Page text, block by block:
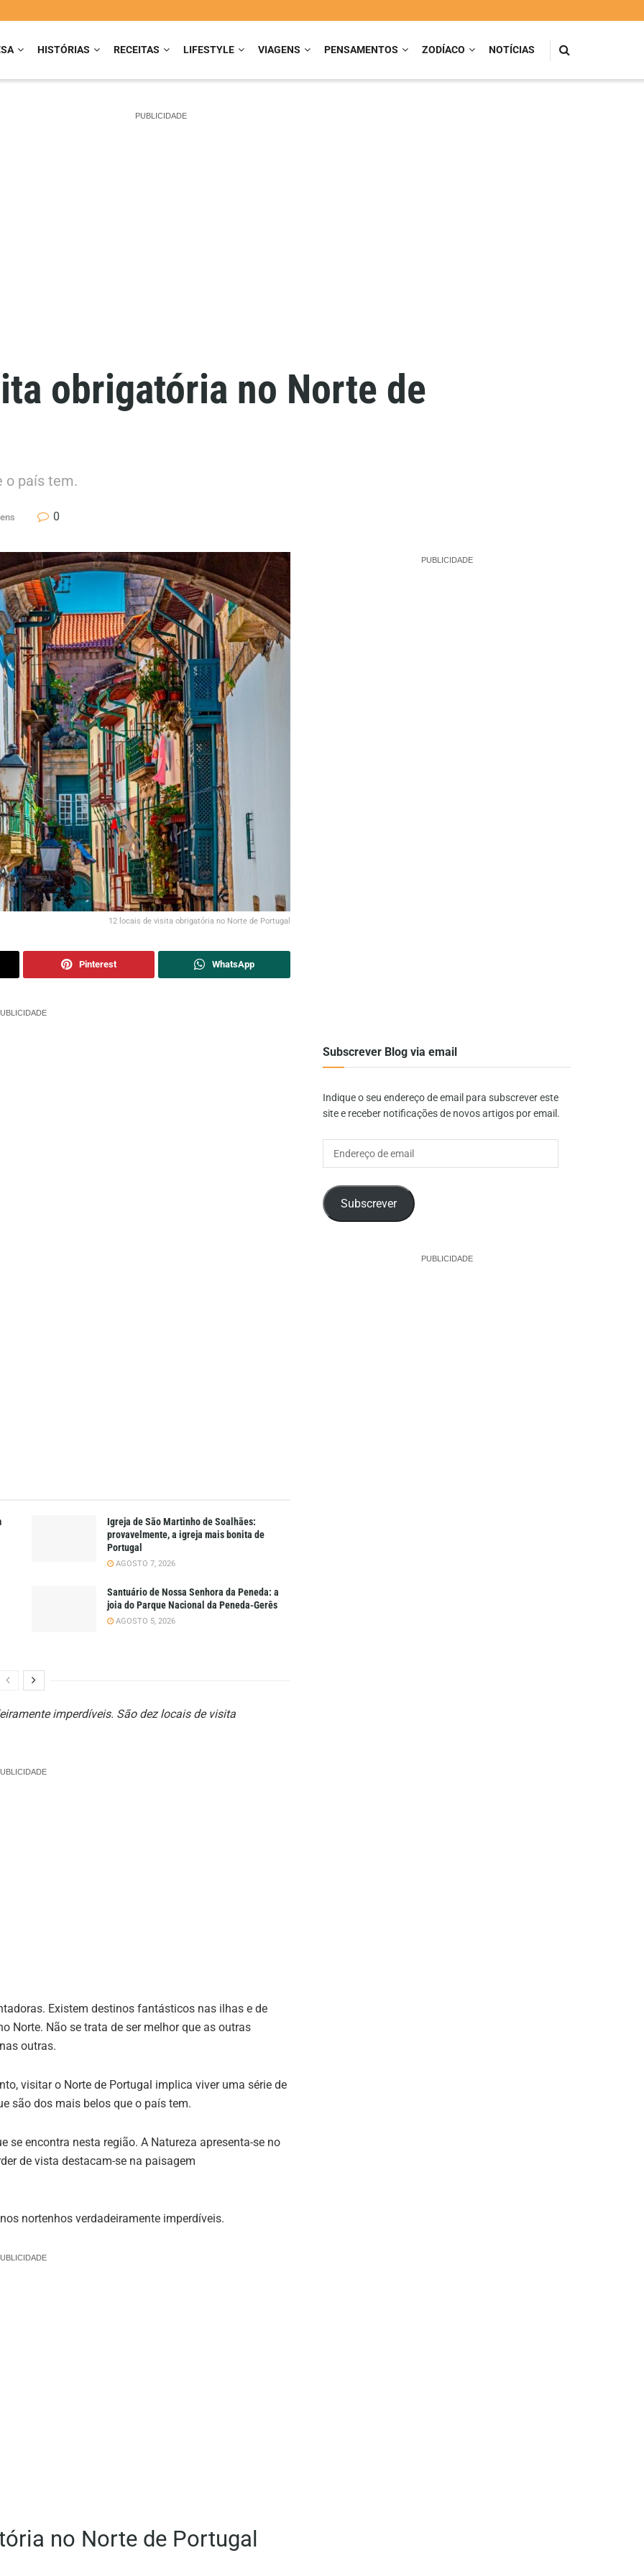
HISTÓRIAS RECEITAS LIFESTYLE VIAGENS PENSAMENTOS ZODÍACO NOTÍCIAS
PUBLICIDADE
obrigatória no Norte de
o país tem.
0
12 locais de visita obrigatória no Norte de Portugal
Pinterest WhatsApp
Igreja de São Martinho de Soalhães:
provavelmente, a igreja mais bonita de
Portugal
AGOSTO 7, 2026
Santuário de Nossa Senhora da Peneda: a
joia do Parque Nacional da Peneda-Gerês
AGOSTO 5, 2026
imperdíveis. São dez locais de visita
Existem destinos fantásticos nas ilhas e de
Norte. Não se trata de ser melhor que as outras
outras.
visitar o Norte de Portugal implica viver uma série de
são dos mais belos que o país tem.
encontra nesta região. A Natureza apresenta-se no
de vista destacam-se na paisagem
nortenhos verdadeiramente imperdíveis.
no Norte de Portugal
PUBLICIDADE
Subscrever Blog via email
Indique o seu endereço de email para subscrever este
site e receber notificações de novos artigos por email.
Subscrever
PUBLICIDADE